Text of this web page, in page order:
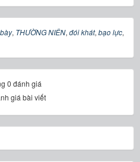
, THƯỜNG NIÊN, đói khát, bạo lực,
0 đánh giá
giá bài viết